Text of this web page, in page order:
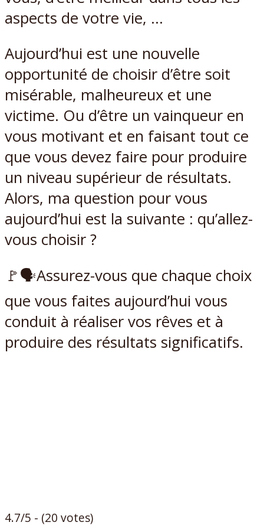
aspects de votre vie, …
Aujourd’hui est une nouvelle
opportunité de choisir d’être soit
misérable, malheureux et une
victime. Ou d’être un vainqueur en
vous motivant et en faisant tout ce
que vous devez faire pour produire
un niveau supérieur de résultats.
Alors, ma question pour vous
aujourd’hui est la suivante : qu’allez-
vous choisir ?
🚩🗣Assurez-vous que chaque choix
que vous faites aujourd’hui vous
conduit à réaliser vos rêves et à
produire des résultats significatifs.
4.7/5 - (20 votes)